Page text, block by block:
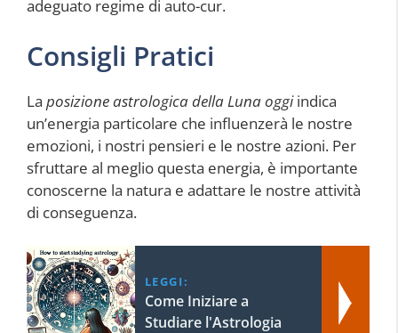
adeguato regime di auto-cur.
Consigli Pratici
La posizione astrologica della Luna oggiindica
un’energia particolare che influenzerà le nostre
emozioni, i nostri pensieri e le nostre azioni. Per
sfruttare al meglio questa energia, è importante
conoscerne la natura e adattare le nostre attività
di conseguenza.
LEGGI:
Come Iniziare a
Studiare l'Astrologia